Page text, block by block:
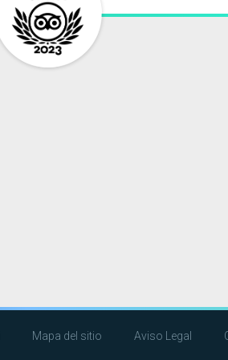
Mapa del sitio Aviso Legal